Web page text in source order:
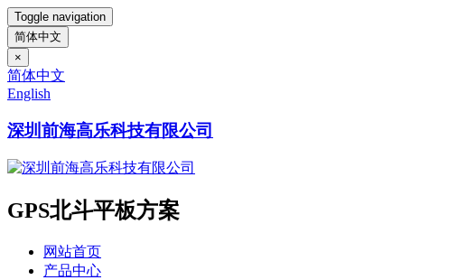
Toggle navigation
简体中文
×
简体中文
English
深圳前海高乐科技有限公司
GPS北斗平板方案
网站首页
产品中心